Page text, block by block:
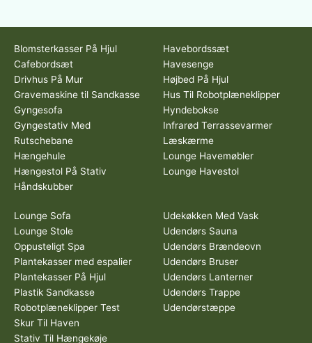
Blomsterkasser På Hjul
Cafebordsæt
Drivhus På Mur
Gravemaskine til Sandkasse
Gyngesofa
Gyngestativ Med
Rutschebane
Hængehule
Hængestol På Stativ
Håndskubber
Havebordssæt
Havesenge
Højbed På Hjul
Hus Til Robotplæneklipper
Hyndebokse
Infrarød Terrassevarmer
Læskærme
Lounge Havemøbler
Lounge Havestol
Lounge Sofa
Lounge Stole
Oppusteligt Spa
Plantekasser med espalier
Plantekasser På Hjul
Plastik Sandkasse
Robotplæneklipper Test
Skur Til Haven
Stativ Til Hængekøje
Udekøkken Med Vask
Udendørs Sauna
Udendørs Brændeovn
Udendørs Bruser
Udendørs Lanterner
Udendørs Trappe
Udendørstæppe